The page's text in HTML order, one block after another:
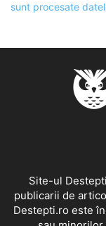
sunt procesate
Site-ul
publicarii de
Destepti.ro este